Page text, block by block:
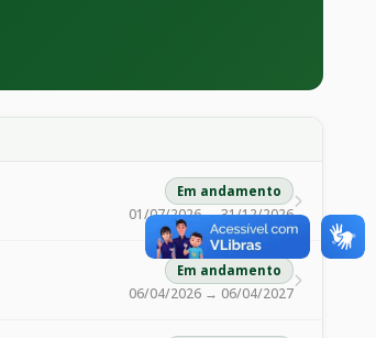
Em andamento
01/07/2026 → 31/12/2026
Em andamento
06/04/2026 → 06/04/2027